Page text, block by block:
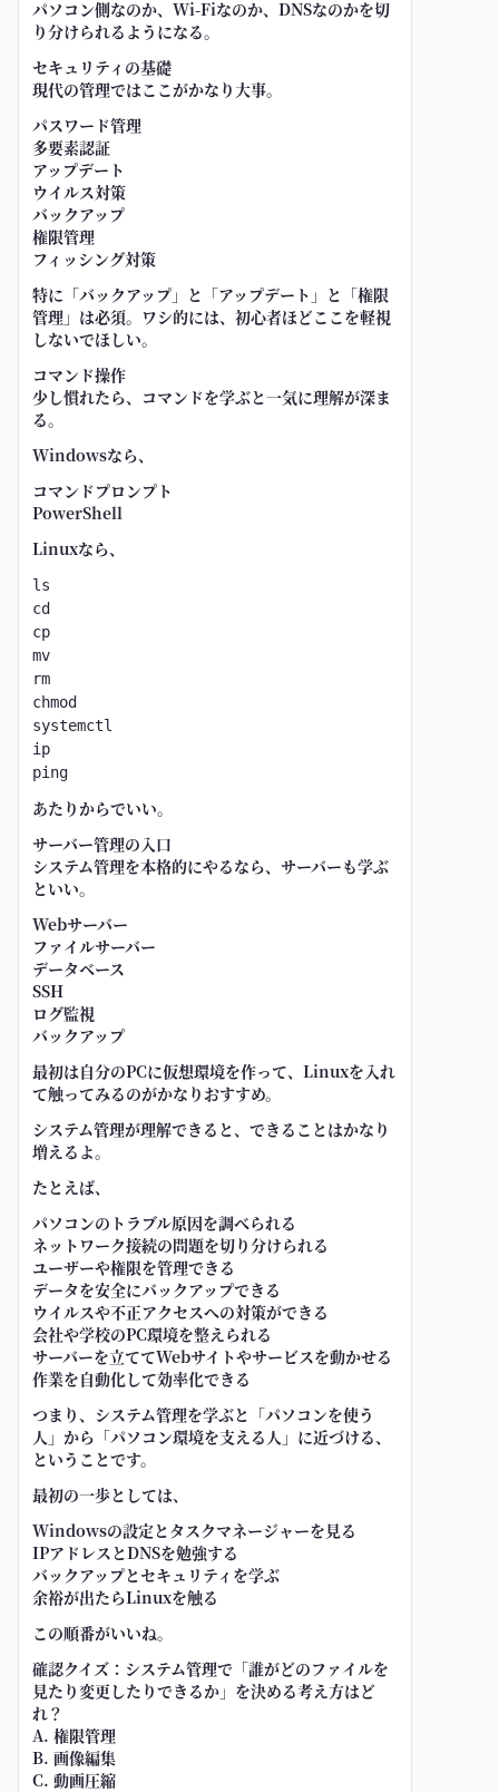
パソコン側なのか、Wi-Fiなのか、DNSなのかを切
り分けられるようになる。
セキュリティの基礎
現代の管理ではここがかなり大事。
パスワード管理
多要素認証
アップデート
ウイルス対策
バックアップ
権限管理
フィッシング対策
特に「バックアップ」と「アップデート」と「権限
管理」は必須。ワシ的には、初心者ほどここを軽視
しないでほしい。
コマンド操作
少し慣れたら、コマンドを学ぶと一気に理解が深ま
る。
Windowsなら、
コマンドプロンプト
PowerShell
Linuxなら、
ls
cd
cp
mv
rm
chmod
systemctl
ip
ping
あたりからでいい。
サーバー管理の入口
システム管理を本格的にやるなら、サーバーも学ぶ
といい。
Webサーバー
ファイルサーバー
データベース
SSH
ログ監視
バックアップ
最初は自分のPCに仮想環境を作って、Linuxを入れ
て触ってみるのがかなりおすすめ。
システム管理が理解できると、できることはかなり
増えるよ。
たとえば、
パソコンのトラブル原因を調べられる
ネットワーク接続の問題を切り分けられる
ユーザーや権限を管理できる
データを安全にバックアップできる
ウイルスや不正アクセスへの対策ができる
会社や学校のPC環境を整えられる
サーバーを立ててWebサイトやサービスを動かせる
作業を自動化して効率化できる
つまり、システム管理を学ぶと「パソコンを使う
人」から「パソコン環境を支える人」に近づける、
ということです。
最初の一歩としては、
Windowsの設定とタスクマネージャーを見る
IPアドレスとDNSを勉強する
バックアップとセキュリティを学ぶ
余裕が出たらLinuxを触る
この順番がいいね。
確認クイズ：システム管理で「誰がどのファイルを
見たり変更したりできるか」を決める考え方はど
れ？
A. 権限管理
B. 画像編集
C. 動画圧縮